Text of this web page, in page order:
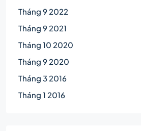
Tháng 9 2022
Tháng 9 2021
Tháng 10 2020
Tháng 9 2020
Tháng 3 2016
Tháng 1 2016